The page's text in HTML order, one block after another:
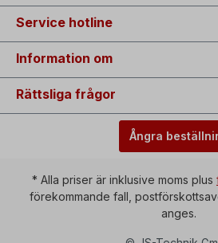
Service hotline
Information om
Rättsliga frågor
Ångra
* Alla priser är inklusive moms plus
förekommande fall,
anges.